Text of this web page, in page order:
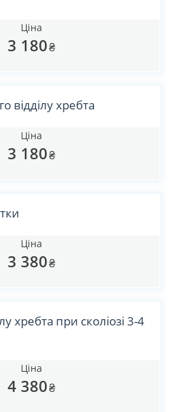
Ціна
3 180₴
відділу хребта
Ціна
3 180₴
Ціна
3 380₴
хребта при сколіозі 3-4
Ціна
4 380₴